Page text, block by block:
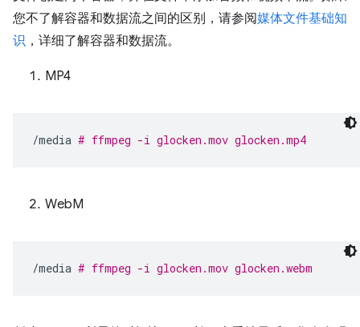
您不了解容器和数据流之间的区别，请参阅媒体文件基础知
识 ，详细了解容器和数据流。
MP4
/media # ffmpeg -i glocken.mov glocken.mp4
WebM
/media # ffmpeg -i glocken.mov glocken.webm